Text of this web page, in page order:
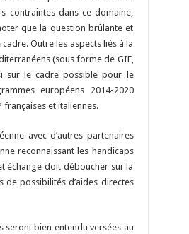
contraintes dans ce domaine,
que la question brûlante et
Outre les aspects liés à la
(sous forme de GIE,
sur le cadre possible pour le
européens 2014-2020
et italiennes.
avec d’autres partenaires
reconnaissant les handicaps
échange doit déboucher sur la
possibilités d’aides directes
seront bien entendu versées au